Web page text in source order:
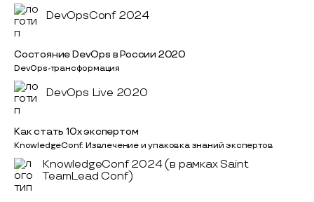
DevOpsConf 2024
Состояние DevOps в России 2020
DevOps-трансформация
DevOps Live 2020
Как стать 10x экспертом
KnowledgeConf: Извлечение и упаковка знаний экспертов
KnowledgeConf 2024 (в рамках Saint
TeamLead Conf)